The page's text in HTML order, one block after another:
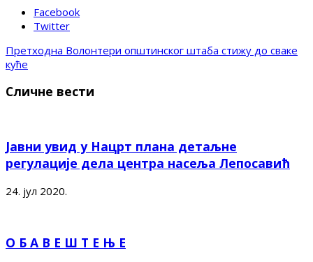
Facebook
Twitter
Претходна Волонтери општинског штаба стижу до сваке
куће
Сличне вести
Јавни увид у Нацрт плана детаљне
регулације дела центра насеља Лепосавић
24. јул 2020.
О Б А В Е Ш Т Е Њ Е